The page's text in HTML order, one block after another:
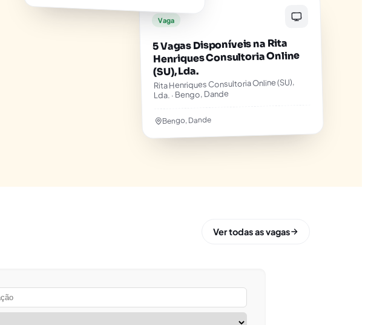
Vaga
5 Vagas Disponíveis na Rita
Henriques Consultoria Online
(SU), Lda.
Rita Henriques Consultoria Online (SU),
Lda. · Bengo, Dande
Bengo, Dande
Ver todas as vagas